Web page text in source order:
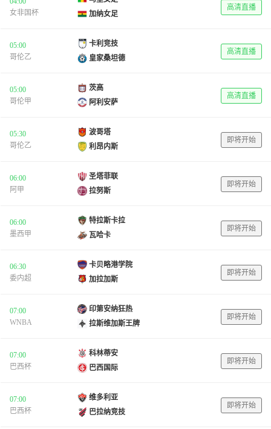
女非国杯
加纳女足
高清直播
05:00
哥伦乙
卡利竞技
皇家桑坦德
高清直播
05:00
哥伦甲
茨高
阿利安萨
高清直播
05:30
哥伦乙
波哥塔
利昂内斯
即将开始
06:00
阿甲
圣塔菲联
拉努斯
即将开始
06:00
墨西甲
特拉斯卡拉
瓦哈卡
即将开始
06:30
委内超
卡贝略港学院
加拉加斯
即将开始
07:00
WNBA
印第安纳狂热
拉斯维加斯王牌
即将开始
07:00
巴西杯
科林蒂安
巴西国际
即将开始
07:00
巴西杯
维多利亚
巴拉纳竞技
即将开始